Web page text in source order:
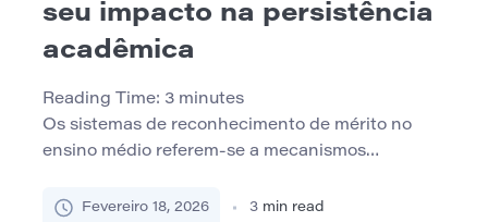
seu impacto na persistência
acadêmica
Reading Time: 3 minutes
Os sistemas de reconhecimento de mérito no
ensino médio referem-se a mecanismos
publicamente o desempenho dos alunos por
Fevereiro 18, 2026 3 min read